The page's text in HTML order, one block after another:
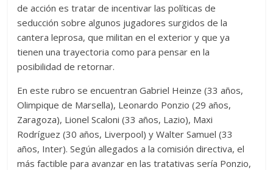
de acción es tratar de incentivar las políticas de
seducción sobre algunos jugadores surgidos de la
cantera leprosa, que militan en el exterior y que ya
tienen una trayectoria como para pensar en la
posibilidad de retornar.
En este rubro se encuentran Gabriel Heinze (33 años,
Olimpique de Marsella), Leonardo Ponzio (29 años,
Zaragoza), Lionel Scaloni (33 años, Lazio), Maxi
Rodríguez (30 años, Liverpool) y Walter Samuel (33
años, Inter). Según allegados a la comisión directiva, el
más factible para avanzar en las tratativas sería Ponzio,